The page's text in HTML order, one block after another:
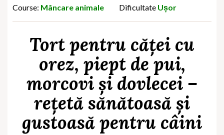
Course: Mâncare animale Dificultate Ușor
Tort pentru căței cu
orez, piept de pui,
morcovi și dovlecei –
rețetă sănătoasă și
gustoasă pentru câini